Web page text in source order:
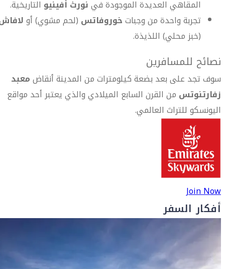
المقاهي العديدة الموجودة فينورث أفينيو التاريخية.
تجربة واحدة من وجباتخوروفاتس (لحم مشوي) أو
(خبز محلي) اللذيذة.
نصائح للمسافرين
سوف تجد على بعد بضعة كيلومترات من المدينة أنقاضمعبد
زفارتنوتس من القرن السابع الميلادي والذي يعتبر أحد مواقع
اليونسكو للتراث العالمي.
Join Now
أفكار السفر